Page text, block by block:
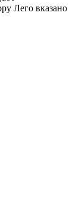
Лего вказано